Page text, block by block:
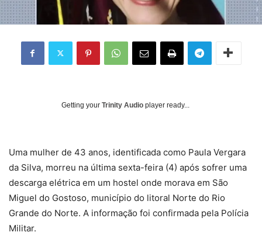
Getting your Trinity Audio player ready...
Uma mulher de 43 anos, identificada como Paula Vergara
da Silva, morreu na última sexta-feira (4) após sofrer uma
descarga elétrica em um hostel onde morava em São
Miguel do Gostoso, município do litoral Norte do Rio
Grande do Norte. A informação foi confirmada pela Polícia
Militar.